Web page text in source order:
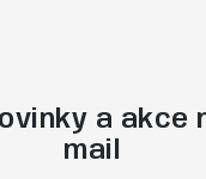
a akce
mail